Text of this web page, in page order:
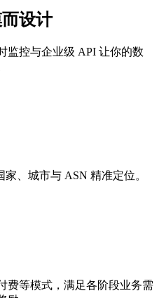
设计
监控与企业级 API 让你的数
、城市与 ASN 精准定位。
费等模式，满足各阶段业务需